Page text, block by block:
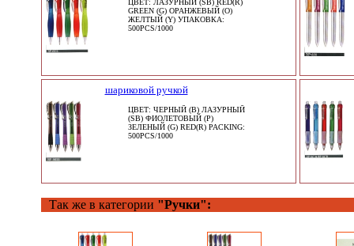
ЦВЕТ: ЛАЗУРНЫЙ (SB) RED(R)
GREEN (G) ОРАНЖЕВЫЙ (O)
ЖЕЛТЫЙ (Y) УПАКОВКА:
500PCS/1000
шариковой ручкой
ЦВЕТ: ЧЕРНЫЙ (B) ЛАЗУРНЫЙ
(SB) ФИОЛЕТОВЫЙ (P)
ЗЕЛЕНЫЙ (G) RED(R) PACKING:
500PCS/1000
Так же в категории "Ручки":